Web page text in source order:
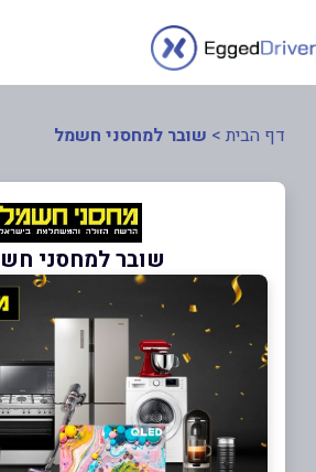
דף הבית > שובר למחסני חשמל
שובר למחסני